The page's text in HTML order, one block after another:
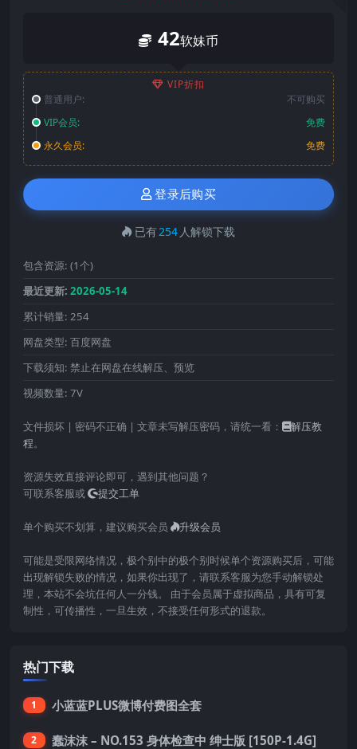
42软妹币
VIP折扣
普通用户:
不可购买
VIP会员:
免费
永久会员:
免费
登录后购买
已有254 人解锁下载
包含资源: (1个)
最近更新: 2026-05-14
累计销量: 254
网盘类型: 百度网盘
下载须知: 禁止在网盘在线解压、预览
视频数量: 7V
文件损坏 | 密码不正确 | 文章未写解压密码，请统一看：
解压教
程。
资源失效直接评论即可，遇到其他问题？
可联系客服或
提交工单
单个购买不划算，建议购买会员 升级会员
可能是受限网络情况，极个别中的极个别时候单个资源购买后，可能
出现解锁失败的情况，如果你出现了，请联系客服为您手动解锁处
理，本站不会坑任何人一分钱。 由于会员属于虚拟商品，具有可复
制性，可传播性，一旦生效，不接受任何形式的退款。
热门下载
1 小蓝蓝PLUS微博付费图全套
2 蠢沫沫 – NO.153 身体检查中 绅士版 [150P-1.4G]